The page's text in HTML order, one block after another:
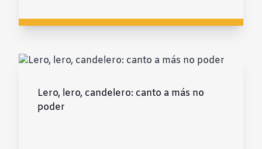
Lero, lero, candelero: canto a más no
poder